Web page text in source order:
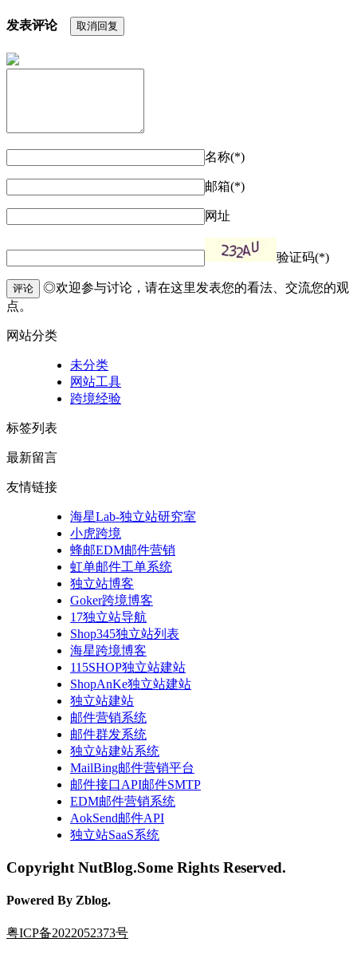
发表评论 取消回复
名称(*)
邮箱(*)
网址
验证码(*)
评论
◎欢迎参与讨论，请在这里发表您的看法、交流您的观
点。
网站分类
未分类
网站工具
跨境经验
标签列表
最新留言
友情链接
海星Lab-独立站研究室
小虎跨境
蜂邮EDM邮件营销
虹单邮件工单系统
独立站博客
Goker跨境博客
17独立站导航
Shop345独立站列表
海星跨境博客
115SHOP独立站建站
ShopAnKe独立站建站
独立站建站
邮件营销系统
邮件群发系统
独立站建站系统
MailBing邮件营销平台
邮件接口API邮件SMTP
EDM邮件营销系统
AokSend邮件API
独立站SaaS系统
Copyright NutBlog.Some Rights Reserved.
Powered By Zblog.
粤ICP备2022052373号